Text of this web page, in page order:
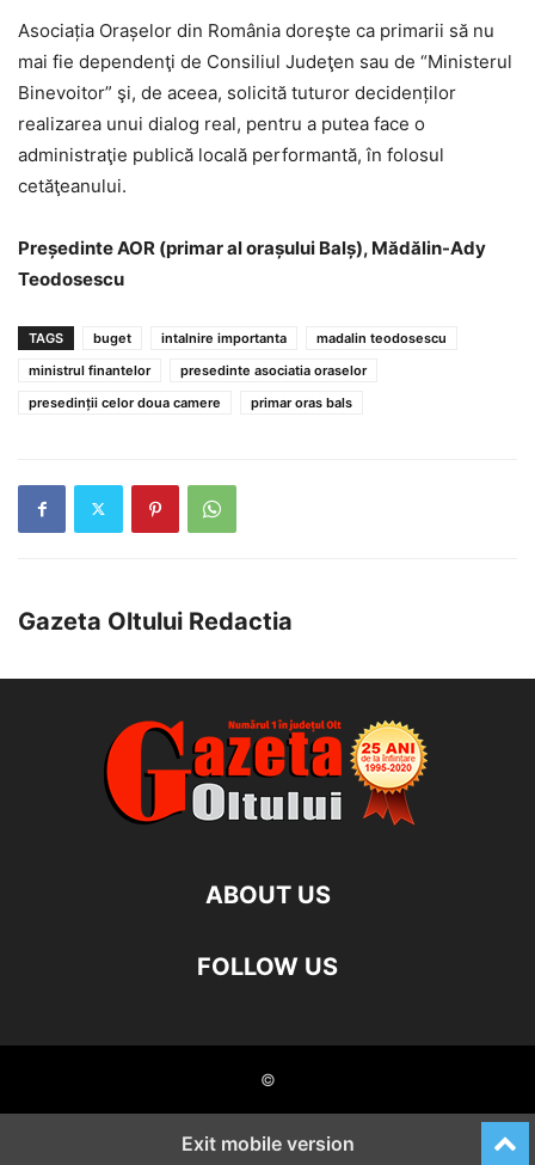
Asociaţia Oraşelor din România doreşte ca primarii să nu
mai fie dependenţi de Consiliul Judeţen sau de “Ministerul
Binevoitor” şi, de aceea, solicită tuturor decidenților
realizarea unui dialog real, pentru a putea face o
administraţie publică locală performantă, în folosul
cetăţeanului.
Președinte AOR (primar al orașului Balș), Mădălin-Ady
Teodosescu
TAGS buget intalnire importanta
madalin teodosescu
ministrul finantelor
presedinte asociatia oraselor
presedinții celor doua camere
primar oras bals
Gazeta Oltului Redactia
ABOUT US
FOLLOW US
©
Exit mobile version